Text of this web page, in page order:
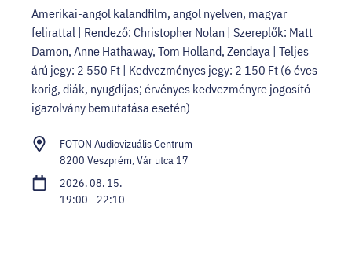
Amerikai-angol kalandfilm, angol nyelven, magyar
felirattal | Rendező: Christopher Nolan | Szereplők: Matt
Damon, Anne Hathaway, Tom Holland, Zendaya | Teljes
árú jegy: 2 550 Ft | Kedvezményes jegy: 2 150 Ft (6 éves
korig, diák, nyugdíjas; érvényes kedvezményre jogosító
igazolvány bemutatása esetén)
FOTON Audiovizuális Centrum
8200 Veszprém, Vár utca 17
2026. 08. 15.
19:00 - 22:10